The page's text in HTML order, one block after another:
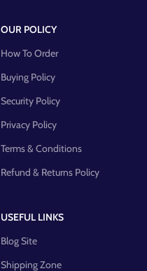
OUR POLICY
How To Order
Buying Policy
Security Policy
Privacy Policy
Terms & Conditions
Refund & Returns Policy
USEFUL LINKS
Blog Site
Shipping Zone